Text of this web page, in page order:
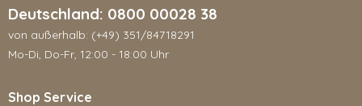
Deutschland: 0800 00028 38
von außerhalb: (+49) 351/84718291
Mo-Di, Do-Fr, 12:00 - 18:00 Uhr
Shop Service